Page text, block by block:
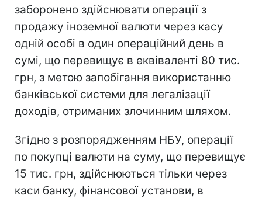
заборонено здійснювати операції з
продажу іноземної валюти через касу
одній особі в один операційний день в
сумі, що перевищує в еквіваленті 80 тис.
грн, з метою запобігання використанню
банківської системи для легалізації
доходів, отриманих злочинним шляхом.
Згідно з розпорядженням НБУ, операції
по покупці валюти на суму, що перевищує
15 тис. грн, здійснюються тільки через
каси банку, фінансової установи, в